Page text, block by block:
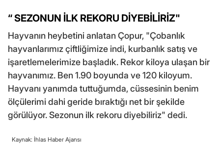
“ SEZONUN İLK REKORU DİYEBİLİRİZ"
Hayvanın heybetini anlatan Çopur, "Çobanlık
hayvanlarımız çiftliğimize indi, kurbanlık satış ve
işaretlemelerimize başladık. Rekor kiloya ulaşan bir
hayvanımız. Ben 1.90 boyunda ve 120 kiloyum.
Hayvanı yanımda tuttuğumda, cüssesinin benim
ölçülerimi dahi geride bıraktığı net bir şekilde
görülüyor. Sezonun ilk rekoru diyebiliriz" dedi.
Kaynak: İhlas Haber Ajansı